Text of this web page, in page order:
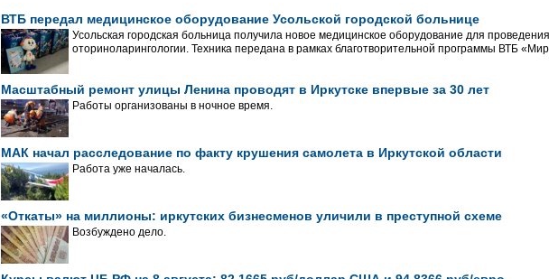
ВТБ передал медицинское оборудование Усольской городской больнице
Усольская городская больница получила новое медицинское оборудование для
оториноларингологии. Техника передана в рамках благотворительной программы ВТБ «Мир
Масштабный ремонт улицы Ленина проводят в Иркутске впервые за 30 лет
Работы организованы в ночное время.
МАК начал расследование по факту крушения самолета в Иркутской области
Работа уже началась.
«Откаты» на миллионы: иркутских бизнесменов уличили в преступной схеме
Возбуждено дело.